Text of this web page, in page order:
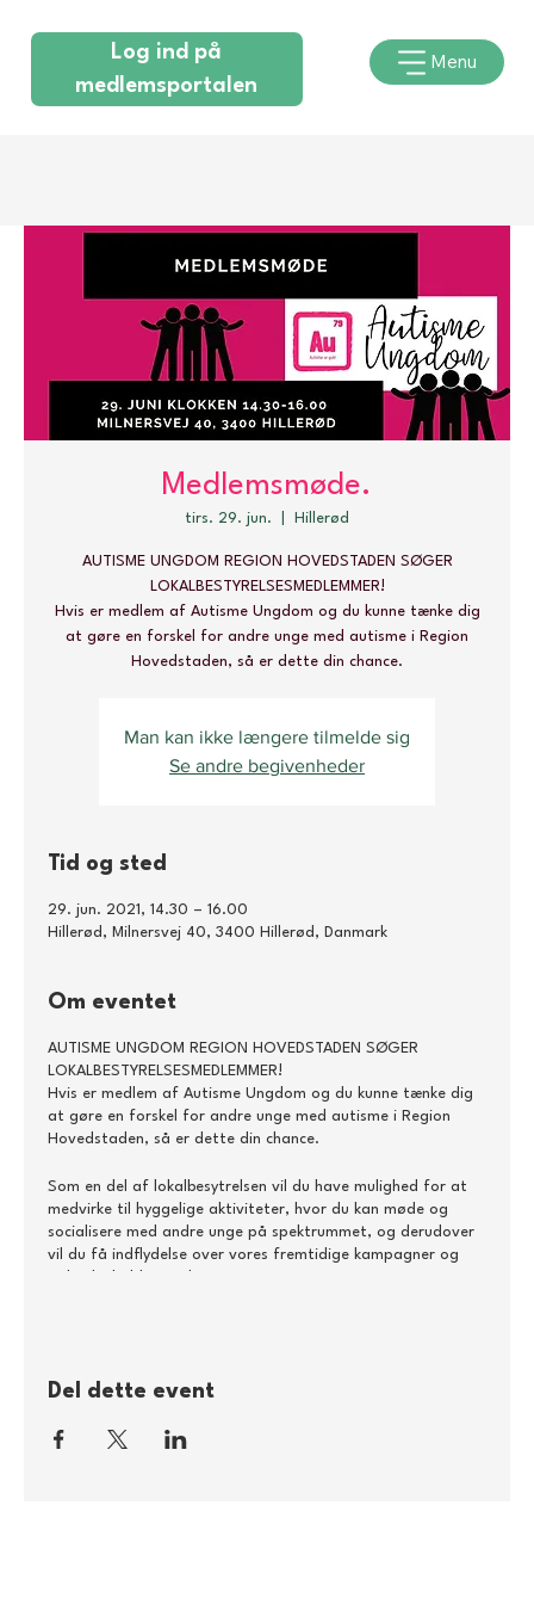
Log ind på
medlemsportalen
Menu
Medlemsmøde.
tirs. 29. jun. Hillerød
AUTISME UNGDOM REGION HOVEDSTADEN SØGER
LOKALBESTYRELSESMEDLEMMER!
Hvis er medlem af Autisme Ungdom og du kunne tænke dig
at gøre en forskel for andre unge med autisme i Region
Hovedstaden, så er dette din chance.
Man kan ikke længere tilmelde sig
Se andre begivenheder
Tid og sted
29. jun. 2021, 14.30 – 16.00
Hillerød, Milnersvej 40, 3400 Hillerød, Danmark
Om eventet
AUTISME UNGDOM REGION HOVEDSTADEN SØGER
LOKALBESTYRELSESMEDLEMMER!
Hvis er medlem af Autisme Ungdom og du kunne tænke dig
at gøre en forskel for andre unge med autisme i Region
Hovedstaden, så er dette din chance.
Som en del af lokalbesytrelsen vil du have mulighed for at
medvirke til hyggelige aktiviteter, hvor du kan møde og
socialisere med andre unge på spektrummet, og derudover
vil du få indflydelse over vores fremtidige kampagner og
stille spørgsmål. Derudover har vi også forståelse for, at
medlemmer har, så hvis du bare kan hjælpe en lille smule, er
Del dette event